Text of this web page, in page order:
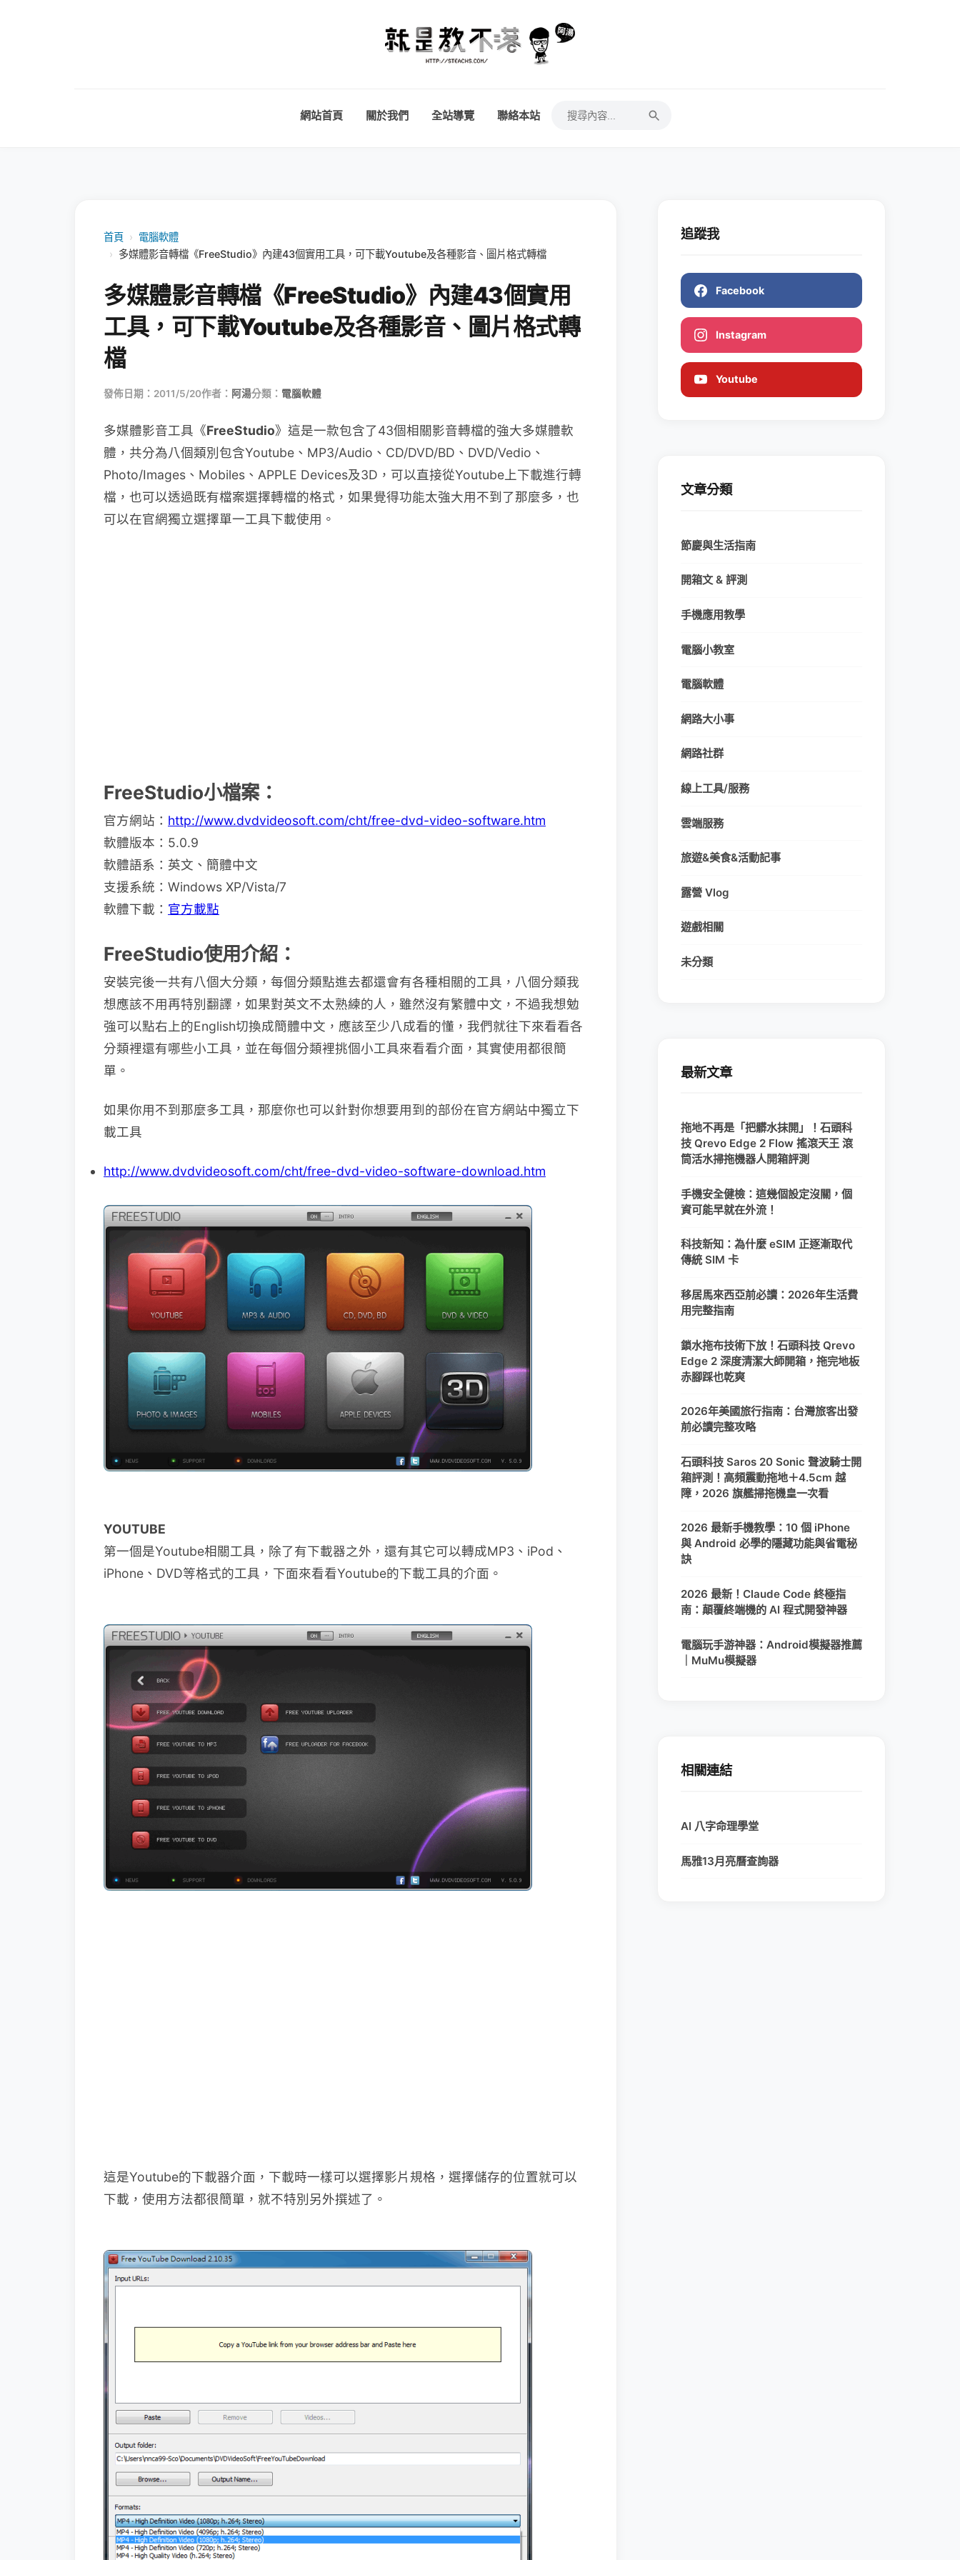
網站首頁 關於我們 全站導覽 聯絡本站
首頁 › 電腦軟體
› 多媒體影音轉檔《FreeStudio》內建43個實用工具，可下載Youtube及各種影音、圖片格式轉檔
多媒體影音轉檔《FreeStudio》內建43個實用
工具，可下載Youtube及各種影音、圖片格式轉
檔
發佈日期：2011/5/20作者： 阿湯分類： 電腦軟體
多媒體影音工具《FreeStudio》這是一款包含了43個相關影音轉檔的強大多媒體軟
體，共分為八個類別包含Youtube、MP3/Audio、CD/DVD/BD、DVD/Vedio、
Photo/Images、Mobiles、APPLE Devices及3D，可以直接從Youtube上下載進行轉
檔，也可以透過既有檔案選擇轉檔的格式，如果覺得功能太強大用不到了那麼多，也
可以在官網獨立選擇單一工具下載使用。
FreeStudio小檔案：
官方網站： http://www.dvdvideosoft.com/cht/free-dvd-video-software.htm
軟體版本：5.0.9
軟體語系：英文、簡體中文
支援系統：Windows XP/Vista/7
軟體下載： 官方載點
FreeStudio使用介紹：
安裝完後一共有八個大分類，每個分類點進去都還會有各種相關的工具，八個分類我
想應該不用再特別翻譯，如果對英文不太熟練的人，雖然沒有繁體中文，不過我想勉
強可以點右上的English切換成簡體中文，應該至少八成看的懂，我們就往下來看看各
分類裡還有哪些小工具，並在每個分類裡挑個小工具來看看介面，其實使用都很簡
單。
如果你用不到那麼多工具，那麼你也可以針對你想要用到的部份在官方網站中獨立下
載工具
http://www.dvdvideosoft.com/cht/free-dvd-video-software-download.htm
YOUTUBE
第一個是Youtube相關工具，除了有下載器之外，還有其它可以轉成MP3、iPod、
iPhone、DVD等格式的工具，下面來看看Youtube的下載工具的介面。
這是Youtube的下載器介面，下載時一樣可以選擇影片規格，選擇儲存的位置就可以
下載，使用方法都很簡單，就不特別另外撰述了。
追蹤我
Facebook
Instagram
Youtube
文章分類
節慶與生活指南
開箱文 & 評測
手機應用教學
電腦小教室
電腦軟體
網路大小事
網路社群
線上工具/服務
雲端服務
旅遊&美食&活動記事
露營 Vlog
遊戲相關
未分類
最新文章
拖地不再是「把髒水抹開」！石頭科
技 Qrevo Edge 2 Flow 搖滾天王 滾
筒活水掃拖機器人開箱評測
手機安全健檢：這幾個設定沒關，個
資可能早就在外流！
科技新知：為什麼 eSIM 正逐漸取代
傳統 SIM 卡
移居馬來西亞前必讀：2026年生活費
用完整指南
鎖水拖布技術下放！石頭科技 Qrevo
Edge 2 深度清潔大師開箱，拖完地板
赤腳踩也乾爽
2026年美國旅行指南：台灣旅客出發
前必讀完整攻略
石頭科技 Saros 20 Sonic 聲波騎士開
箱評測！高頻震動拖地＋4.5cm 越
障，2026 旗艦掃拖機皇一次看
2026 最新手機教學：10 個 iPhone
與 Android 必學的隱藏功能與省電秘
訣
2026 最新！Claude Code 終極指
南：顛覆終端機的 AI 程式開發神器
電腦玩手游神器：Android模擬器推薦
｜MuMu模擬器
相關連結
AI 八字命理學堂
馬雅13月亮曆查詢器